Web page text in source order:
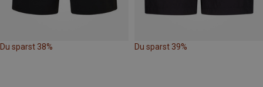
Du sparst 38% Du sparst 39%